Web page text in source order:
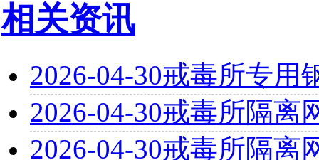
相关资讯
2026-04-30戒毒所专用
2026-04-30戒毒所隔离
2026-04-30戒毒所隔离